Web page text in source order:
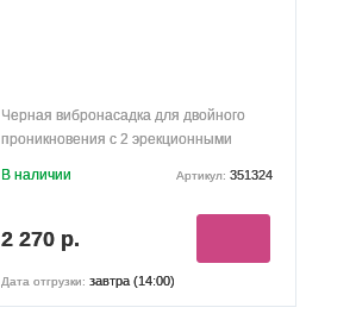
Черная вибронасадка для двойного
проникновения с 2 эрекционными
В наличии Артикул: 351324
2 270 р.
Дата отгрузки: завтра (14:00)